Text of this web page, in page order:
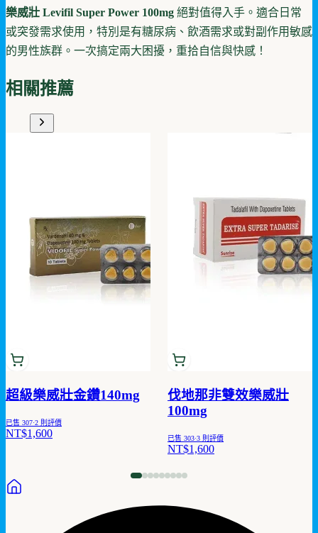
樂威壯 Levifil Super Power 100mg 絕對值得入手。適合日常
或突發需求使用，特別是有糖尿病、飲酒需求或對副作用敏感
的男性族群。一次搞定兩大困擾，重拾自信與快感！
相關推薦
超級樂威壯金鑽140mg
已售 307·2 則評價
NT$1,600
伐地那非雙效樂威壯
100mg
已售 303·3 則評價
NT$1,600